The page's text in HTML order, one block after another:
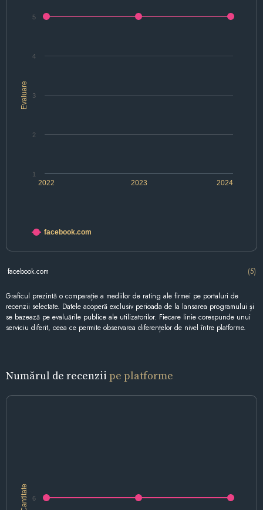
Evaluare
2022 2023 2024
1
2
3
4
5
facebook.com
facebook.com (5)
Graficul prezintă o comparație a mediilor de rating ale firmei pe portaluri de
recenzii selectate. Datele acoperă exclusiv perioada de la lansarea programului și
se bazează pe evaluările publice ale utilizatorilor. Fiecare linie corespunde unui
serviciu diferit, ceea ce permite observarea diferențelor de nivel între platforme.
Numărul de recenzii pe platforme
Cantitate 6